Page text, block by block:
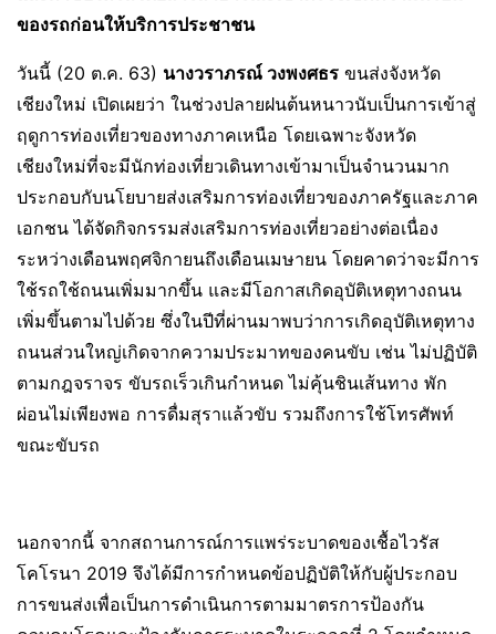
ของรถก่อนให้บริการประชาชน
วันนี้ (20 ต.ค. 63) นางวราภรณ์ วงพงศธร ขนส่งจังหวัด
เชียงใหม่ เปิดเผยว่า ในช่วงปลายฝนต้นหนาวนับเป็นการเข้าสู่
ฤดูการท่องเที่ยวของทางภาคเหนือ โดยเฉพาะจังหวัด
เชียงใหม่ที่จะมีนักท่องเที่ยวเดินทางเข้ามาเป็นจำนวนมาก
ประกอบกับนโยบายส่งเสริมการท่องเที่ยวของภาครัฐและภาค
เอกชน ได้จัดกิจกรรมส่งเสริมการท่องเที่ยวอย่างต่อเนื่อง
ระหว่างเดือนพฤศจิกายนถึงเดือนเมษายน โดยคาดว่าจะมีการ
ใช้รถใช้ถนนเพิ่มมากขึ้น และมีโอกาสเกิดอุบัติเหตุทางถนน
เพิ่มขึ้นตามไปด้วย ซึ่งในปีที่ผ่านมาพบว่าการเกิดอุบัติเหตุทาง
ถนนส่วนใหญ่เกิดจากความประมาทของคนขับ เช่น ไม่ปฏิบัติ
ตามกฎจราจร ขับรถเร็วเกินกำหนด ไม่คุ้นชินเส้นทาง พัก
ผ่อนไม่เพียงพอ การดื่มสุราแล้วขับ รวมถึงการใช้โทรศัพท์
ขณะขับรถ
นอกจากนี้ จากสถานการณ์การแพร่ระบาดของเชื้อไวรัส
โคโรนา 2019 จึงได้มีการกำหนดข้อปฏิบัติให้กับผู้ประกอบ
การขนส่งเพื่อเป็นการดำเนินการตามมาตรการป้องกัน